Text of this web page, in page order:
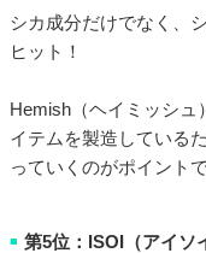
シカ成分だけでなく、
ヒット！
Hemish（ヘイミッシュ
イテムを製造している
っていくのがポイントで
■ 第5位：ISOI（アイソ